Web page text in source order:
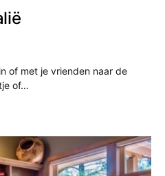
of met je vrienden naar de
of…